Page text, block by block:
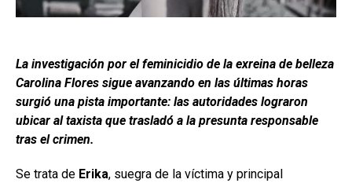
La investigación por el feminicidio de la exreina de belleza
Carolina Flores sigue avanzando en las últimas horas
surgió una pista importante: las autoridades lograron
ubicar al taxista que trasladó a la presunta responsable
tras el crimen.
Se trata de Erika, suegra de la víctima y principal